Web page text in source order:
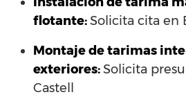
flotante:Solicita cita en
Montaje de tarimas
exteriores:Solicita
Castell